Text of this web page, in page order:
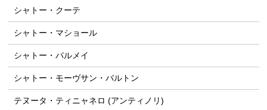
シャトー・クーテ
シャトー・マショール
シャトー・パルメイ
シャトー・モーヴサン・バルトン
テヌータ・ティニャネロ (アンティノリ)